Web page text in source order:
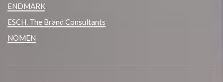
ENDMARK
ESCH. The Brand Consultants
NOMEN